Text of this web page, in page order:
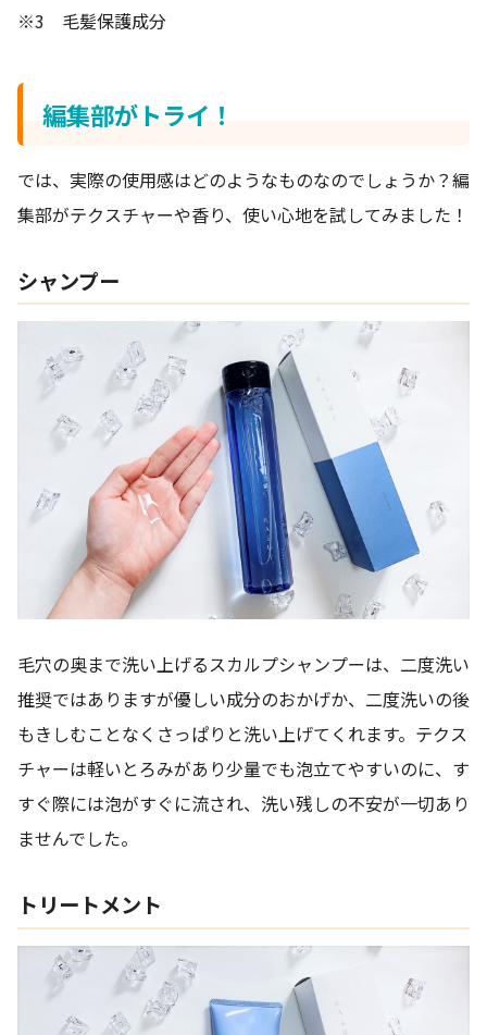
※3 毛髪保護成分
編集部がトライ！
では、実際の使用感はどのようなものなのでしょうか？編
集部がテクスチャーや香り、使い心地を試してみました！
シャンプー
毛穴の奥まで洗い上げるスカルプシャンプーは、二度洗い
推奨ではありますが優しい成分のおかげか、二度洗いの後
もきしむことなくさっぱりと洗い上げてくれます。テクス
チャーは軽いとろみがあり少量でも泡立てやすいのに、す
すぐ際には泡がすぐに流され、洗い残しの不安が一切あり
ませんでした。
トリートメント